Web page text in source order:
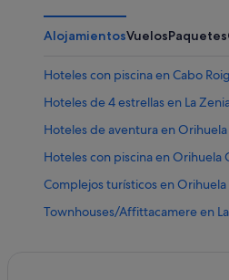
AlojamientosVuelosPaquetes
Hoteles con piscina en Cabo Roig
Hoteles de 4 estrellas en La
Hoteles de aventura en Orihuela
Hoteles con piscina en Orihuela
Complejos turísticos en Orihuela
Townhouses/Affittacamere en